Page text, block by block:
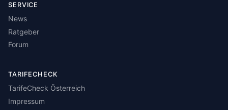
SERVICE
News
Ratgeber
Forum
TARIFECHECK
TarifeCheck Österreich
Impressum